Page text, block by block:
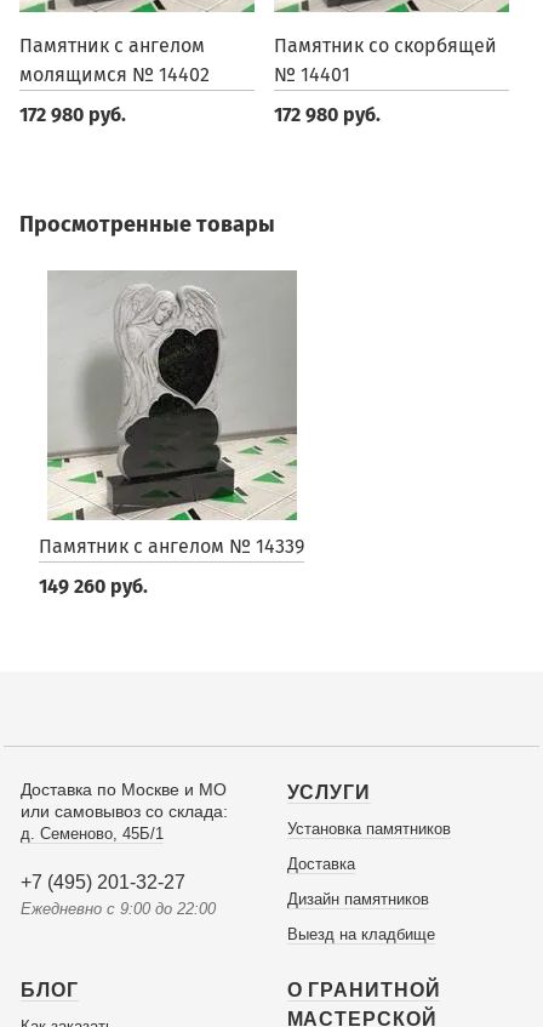
Памятник с ангелом
молящимся № 14402
172 980 руб.
Памятник со скорбящей
№ 14401
172 980 руб.
Просмотренные товары
Памятник с ангелом № 14339
149 260 руб.
Доставка по Москве и МО
или самовывоз со склада:
д. Семеново, 45Б/1
+7 (495) 201-32-27
Ежедневно с 9:00 до 22:00
УСЛУГИ
Установка памятников
Доставка
Дизайн памятников
Выезд на кладбище
БЛОГ
О ГРАНИТНОЙ
МАСТЕРСКОЙ